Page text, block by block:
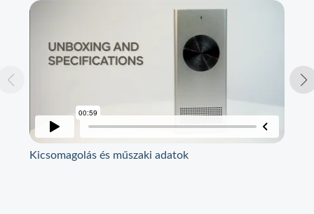
Kicsomagolás és műszaki adatok